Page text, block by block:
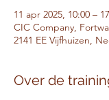
11 apr 2025, 10:00 –
CIC Company,
2141 EE Vijfhuizen,
Over de